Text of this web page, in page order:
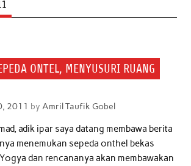
ONTEL, MENYUSURI RUANG
2011 by Amril Taufik Gobel
adik ipar saya datang membawa berita
menemukan sepeda onthel bekas
dan rencananya akan membawakan